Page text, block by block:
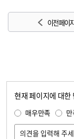
이전 페이
현재 페이지에 대
매우만족